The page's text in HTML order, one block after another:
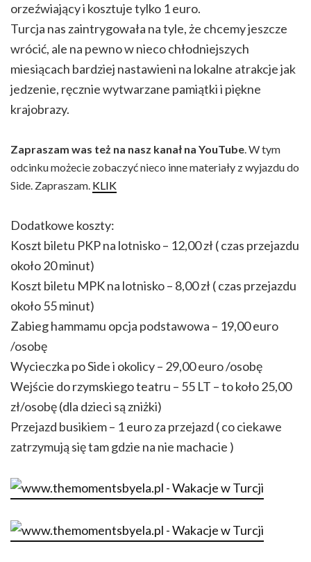
orzeźwiający i kosztuje tylko 1 euro.
Turcja nas zaintrygowała na tyle, że chcemy jeszcze
wrócić, ale na pewno w nieco chłodniejszych
miesiącach bardziej nastawieni na lokalne atrakcje jak
jedzenie, ręcznie wytwarzane pamiątki i piękne
krajobrazy.
Zapraszam was też na nasz kanał na YouTube. W tym
odcinku możecie zobaczyć nieco inne materiały z wyjazdu do
Side. Zapraszam. KLIK
Dodatkowe koszty:
Koszt biletu PKP na lotnisko – 12,00 zł ( czas przejazdu
około 20 minut)
Koszt biletu MPK na lotnisko – 8,00 zł ( czas przejazdu
około 55 minut)
Zabieg hammamu opcja podstawowa – 19,00 euro
/osobę
Wycieczka po Side i okolicy – 29,00 euro /osobę
Wejście do rzymskiego teatru – 55 LT – to koło 25,00
zł/osobę (dla dzieci są zniżki)
Przejazd busikiem – 1 euro za przejazd ( co ciekawe
zatrzymują się tam gdzie na nie machacie )